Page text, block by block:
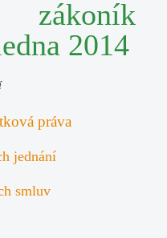
zákoník
2014
práva
jednání
smluv